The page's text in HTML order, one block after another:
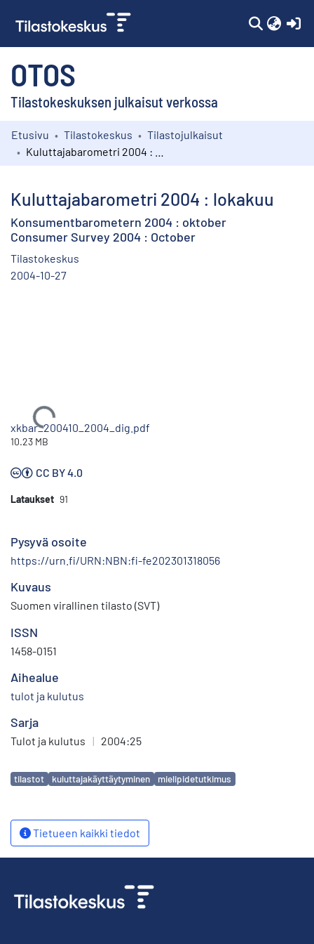
OTOS
Tilastokeskuksen julkaisut verkossa
Kokoelmat
Etusivu Tilastokeskus
Tilastojulkaisut
Kuluttajabarometri 2004 : lokakuu
Konsumentbarometern 2004 : oktober
Consumer Survey 2004 : October
Tilastokeskus
2004-10-27
Ladataan...
xkbar_200410_2004_dig.pdf
10.23 MB
CC BY 4.0
Lataukset 91
Pysyvä osoite
https://urn.fi/URN:NBN:fi-fe202301318056
Kuvaus
Suomen virallinen tilasto (SVT)
ISSN
1458-0151
Aihealue
tulot ja kulutus
Sarja
Tulot ja kulutus | 2004:25
Avainsanat
tilastot kuluttajakäyttäytyminen mielipidetutkimus
Tietueen kaikki tiedot